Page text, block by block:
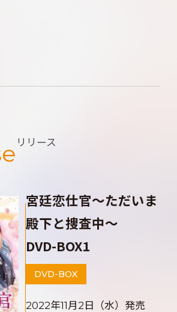
リリース
宮廷恋仕官～ただいま
殿下と捜査中～
DVD-BOX1
DVD-BOX
2022年11月2日（水）発売